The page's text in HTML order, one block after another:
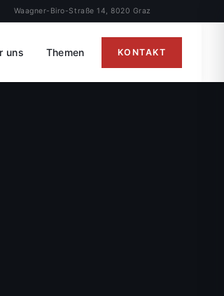
Waagner-Biro-Straße 14, 8020 Graz
uns Themen KONTAKT